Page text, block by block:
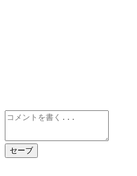
セーブ